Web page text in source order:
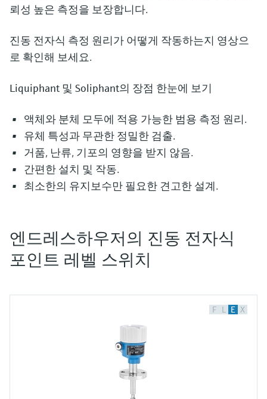
뢰성 높은 측정을 보장합니다.
진동 전자식 측정 원리가 어떻게 작동하는지 영상으
로 확인해 보세요.
Liquiphant 및 Soliphant의 장점 한눈에 보기
액체와 분체 모두에 적용 가능한 범용 측정 원리.
유체 특성과 무관한 정밀한 검출.
거품, 난류, 기포의 영향을 받지 않음.
간편한 설치 및 작동.
최소한의 유지보수만 필요한 견고한 설계.
저장 탱크에는 음용수, 과즙, 기름, 연료, 산, 염
체류 등 다양한 유체가 매일 유입되고 배출됩
니다. 이러한 유체들은 서로 완전히 다른 특성
을 갖기 때문에 이를 검출하기 위한 다양한 측
정 원리가 존재하며, 그중 하나가 진동 전자식
원리 또는 튜닝 포크 원리에 따른 액체 또는
분체의 포인트 레벨 측정입니다.
300여 년 전 존 쇼어(John Shore)가 설계한 튜
엔드레스하우저의 진동 전자식
포인트 레벨 스위치
F L E X